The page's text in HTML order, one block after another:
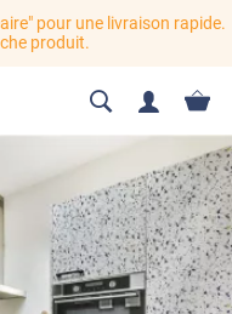
pour une livraison rapide.
produit.